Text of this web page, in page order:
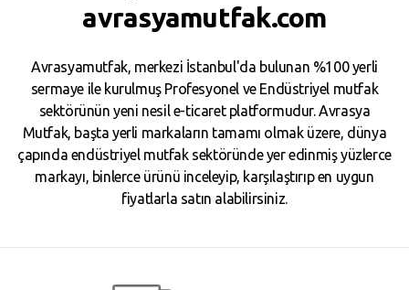
avrasyamutfak.com
Avrasyamutfak, merkezi İstanbul'da bulunan %100 yerli
sermaye ile kurulmuş Profesyonel ve Endüstriyel mutfak
sektörünün yeni nesil e-ticaret platformudur. Avrasya
Mutfak, başta yerli markaların tamamı olmak üzere, dünya
çapında endüstriyel mutfak sektöründe yer edinmiş yüzlerce
markayı, binlerce ürünü inceleyip, karşılaştırıp en uygun
fiyatlarla satın alabilirsiniz.